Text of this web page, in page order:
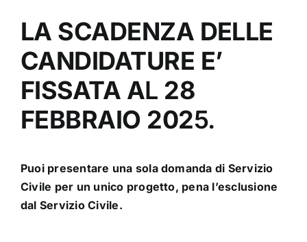
LA SCADENZA DELLE
CANDIDATURE E’
FISSATA AL 28
FEBBRAIO 2025.
Puoi presentare una sola domanda di Servizio
Civile per un unico progetto, pena l’esclusione
dal Servizio Civile.